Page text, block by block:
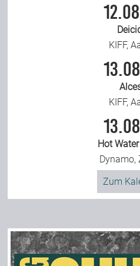
KIFF,
KIFF,
Hot
Dynamo,
Zum